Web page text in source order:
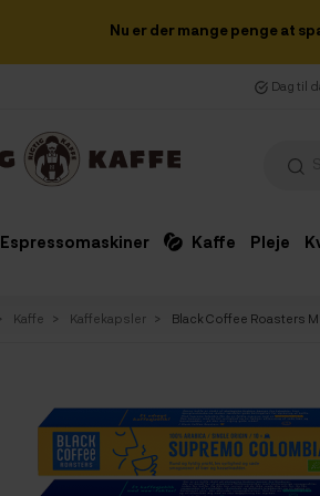
Nu er der mange penge at
Dag til
Espressomaskiner Kaffe Pleje
Kaffe Kaffekapsler Black Coffee Roasters